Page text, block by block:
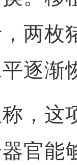
两枚
逐渐
这
官能